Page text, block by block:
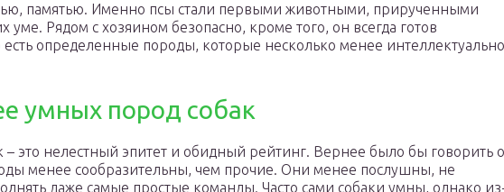
памятью. Именно псы стали первыми животными, прирученными
уме. Рядом с хозяином безопасно, кроме того, он всегда готов
определенные породы, которые несколько менее интеллектуально
умных пород собак
это нелестный эпитет и обидный рейтинг. Вернее было бы говорить о
менее сообразительны, чем прочие. Они менее послушны, не
даже самые простые команды. Часто сами собаки умны, однако